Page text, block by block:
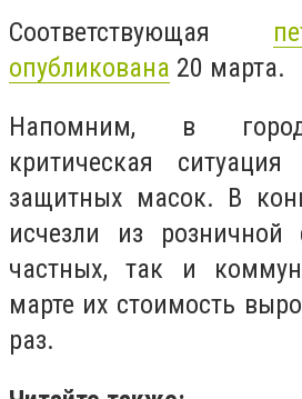
Соответствующая
опубликована 20 марта.
Напомним, в
критическая
защитных масок. В
исчезли из розничной
частных, так и
марте их стоимость
раз.